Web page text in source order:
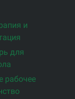
и
для
рабочее